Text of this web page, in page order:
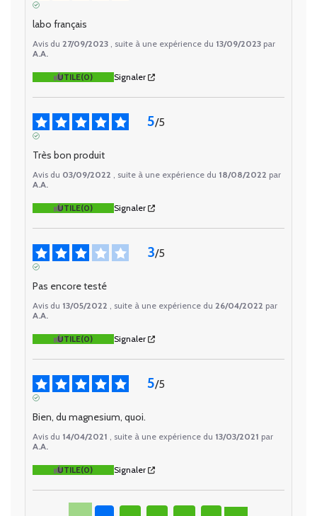
labo français
Avis du 27/09/2023 , suite à une expérience du 13/09/2023 par
A.A.
UTILE(0) Signaler
5/5
Très bon produit
Avis du 03/09/2022 , suite à une expérience du 18/08/2022 par
A.A.
UTILE(0) Signaler
3/5
Pas encore testé
Avis du 13/05/2022 , suite à une expérience du 26/04/2022 par
A.A.
UTILE(0) Signaler
5/5
Bien, du magnesium, quoi.
Avis du 14/04/2021 , suite à une expérience du 13/03/2021 par
A.A.
UTILE(0) Signaler